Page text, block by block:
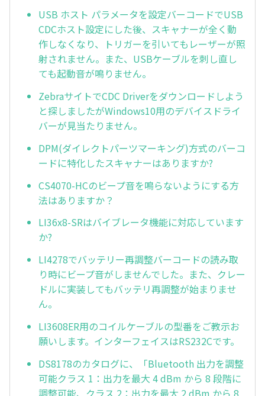
USB ホスト パラメータを設定バーコードでUSB
CDCホスト設定にした後、スキャナーが全く動
作しなくなり、トリガーを引いてもレーザーが照
射されません。また、USBケーブルを刺し直し
ても起動音が鳴りません。
ZebraサイトでCDC Driverをダウンロードしよう
と探しましたがWindows10用のデバイスドライ
バーが見当たりません。
DPM(ダイレクトパーツマーキング)方式のバーコ
ードに特化したスキャナーはありますか?
CS4070-HCのビープ音を鳴らないようにする方
法はありますか？
LI36x8-SRはバイブレータ機能に対応しています
か?
LI4278でバッテリー再調整バーコードの読み取
り時にビープ音がしませんでした。また、クレー
ドルに実装してもバッテリ再調整が始まりませ
ん。
LI3608ER用のコイルケーブルの型番をご教示お
願いします。インターフェイスはRS232Cです。
DS8178のカタログに、「Bluetooth 出力を調整
可能クラス 1：出力を最大 4 dBm から 8 段階に
調整可能、クラス 2：出力を最大 2 dBm から 8